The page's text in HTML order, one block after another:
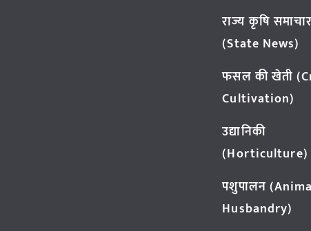
राज्य कृषि समाचार
(State News)
फसल की खेती
Cultivation)
उद्यानिकी
(Horticulture)
पशुपालन
Husbandry)